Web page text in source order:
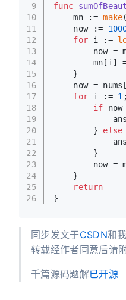
9
10
11
12
13
14
15
16
17
18
19
20
21
22
23
24
25
26
func
    mn :=
make
    now :=
for i :=
now =
mn[i]
    }
    now = nums[
for i := 1
if
        }
else
        }
now =
    }
return
}
同步发文于CSDN和
转载经作者同意后请
千篇源码题解已开源